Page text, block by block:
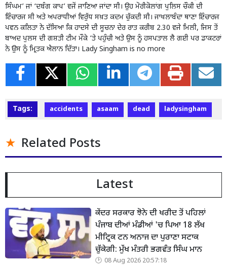
ਸਿੰਘਮ’ ਜਾਂ ‘ਦਬੰਗ ਕਾਪ’ ਵਜੋਂ ਜਾਣਿਆ ਜਾਂਦਾ ਸੀ। ਉਹ ਮੋਰੀਕੋਲਾਂਗ ਪੁਲਿਸ ਚੌਕੀ ਦੀ
ਇੰਚਾਰਜ ਸੀ ਅਤੇ ਅਪਰਾਧੀਆਂ ਵਿਰੁੱਧ ਸਖ਼ਤ ਕਦਮ ਚੁੱਕਦੀ ਸੀ। ਜਾਖਲਾਬੰਦਾ ਥਾਣਾ ਇੰਚਾਰਜ
ਪਵਨ ਕਲਿਤਾ ਨੇ ਦੱਸਿਆ ਕਿ ਹਾਦਸੇ ਦੀ ਸੂਚਨਾ ਦੇਰ ਰਾਤ ਕਰੀਬ 2.30 ਵਜੇ ਮਿਲੀ, ਜਿਸ ਤੋਂ
ਬਾਅਦ ਪੁਲਸ ਦੀ ਗਸ਼ਤੀ ਟੀਮ ਮੌਕੇ ‘ਤੇ ਪਹੁੰਚੀ ਅਤੇ ਉਸ ਨੂੰ ਹਸਪਤਾਲ ਲੈ ਗਈ ਪਰ ਡਾਕਟਰਾਂ
ਨੇ ਉਸ ਨੂੰ ਮ੍ਰਿਤਕ ਐਲਾਨ ਦਿੱਤਾ। Lady Singham is no more
Tags: accidents asaam dead ladysingham
Related Posts
Latest
ਕੇਂਦਰ ਸਰਕਾਰ ਝੋਨੇ ਦੀ ਖਰੀਦ ਤੋਂ ਪਹਿਲਾਂ
ਪੰਜਾਬ ਦੀਆਂ ਮੰਡੀਆਂ 'ਚ ਪਿਆ 18 ਲੱਖ
ਮੀਟ੍ਰਿਕ ਟਨ ਅਨਾਜ ਦਾ ਪੁਰਾਣਾ ਸਟਾਕ
ਚੁੱਕੇਗੀ: ਮੁੱਖ ਮੰਤਰੀ ਭਗਵੰਤ ਸਿੰਘ ਮਾਨ
08 Aug 2026 20:57:18